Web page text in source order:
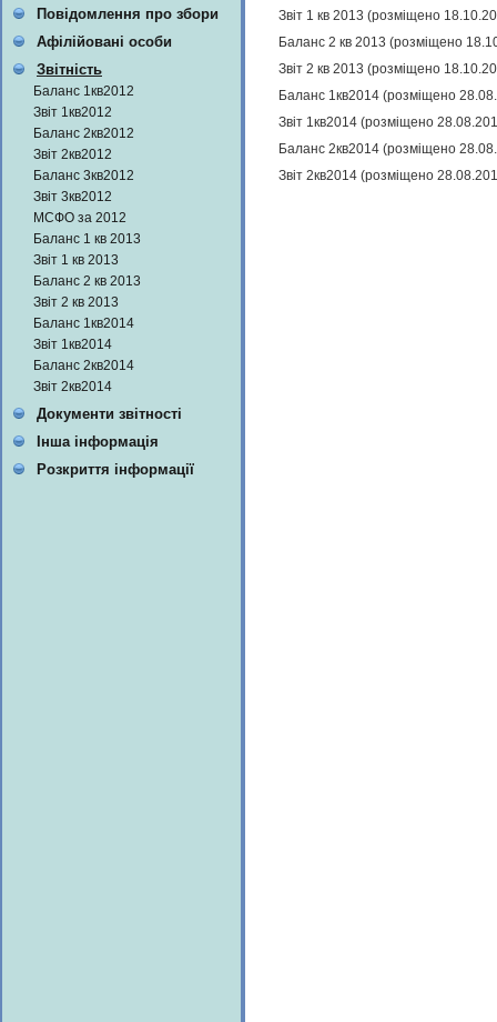
Повідомлення про збори
Афілійовані особи
Звітність
Баланс 1кв2012
Звіт 1кв2012
Баланс 2кв2012
Звіт 2кв2012
Баланс 3кв2012
Звіт 3кв2012
МСФО за 2012
Баланс 1 кв 2013
Звіт 1 кв 2013
Баланс 2 кв 2013
Звіт 2 кв 2013
Баланс 1кв2014
Звіт 1кв2014
Баланс 2кв2014
Звіт 2кв2014
Документи звітності
Інша інформація
Розкриття інформації
Звіт 1 кв 2013 (розміщено
Баланс 2 кв 2013 (розміщено
Звіт 2 кв 2013 (розміщено
Баланс 1кв2014 (розміщено
Звіт 1кв2014 (розміщено
Баланс 2кв2014 (розміщено
Звіт 2кв2014 (розміщено